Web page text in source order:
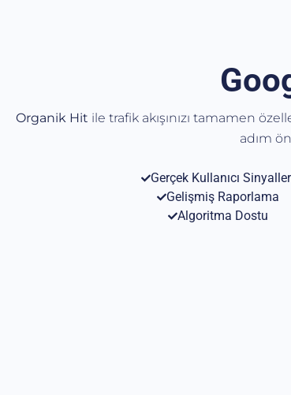
Organik Hit ile trafik akışınızı tamamen
adım
Gerçek Kullanıcı
Gelişmiş Raporlama
Algoritma Dostu